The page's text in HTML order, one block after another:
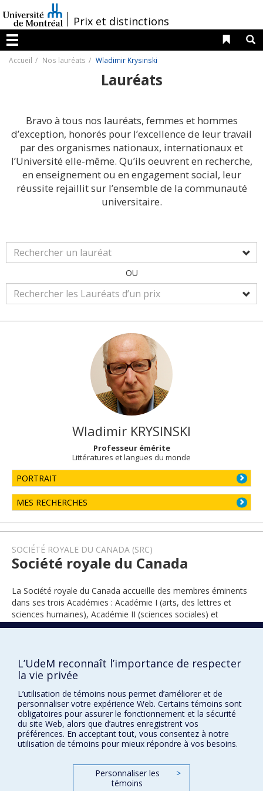
au
contenu
/Prix et distinctions
Menu
Liens
Accueil Nos lauréats Wladimir Krysinski
Lauréats
Bravo à tous nos lauréats, femmes et hommes
d’exception, honorés pour l’excellence de leur travail
par des organismes nationaux, internationaux et
l’Université elle-même. Qu’ils oeuvrent en recherche,
en enseignement ou en engagement social, leur
réussite rejaillit sur l’ensemble de la communauté
universitaire.
OU
Wladimir KRYSINSKI
Professeur émérite
Littératures et langues du monde
PORTRAIT
MES RECHERCHES
SOCIÉTÉ ROYALE DU CANADA (SRC)
Société royale du Canada
La Société royale du Canada accueille des membres éminents
dans ses trois Académies : Académie I (arts, des lettres et
sciences humaines), Académie II (sciences sociales) et
Académie III (sciences).
Prix et distinctions
L’UdeM reconnaît l’importance de respecter
la vie privée
L’utilisation de témoins nous permet d’améliorer et de
personnaliser votre expérience Web. Certains témoins sont
obligatoires pour assurer le fonctionnement et la sécurité
du site Web, alors que d’autres enregistrent vos
préférences. En acceptant tout, vous consentez à notre
utilisation de témoins pour mieux répondre à vos besoins.
Personnaliser les
témoins
>